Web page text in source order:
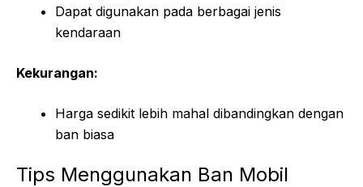
Dapat digunakan pada berbagai jenis
kendaraan
Kekurangan:
Harga sedikit lebih mahal dibandingkan dengan
ban biasa
Tips Menggunakan Ban Mobil